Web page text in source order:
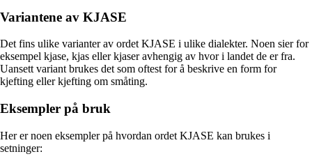
Variantene av KJASE
Det fins ulike varianter av ordet KJASE i ulike dialekter. Noen sier for
eksempel kjase, kjas eller kjaser avhengig av hvor i landet de er fra.
Uansett variant brukes det som oftest for å beskrive en form for
kjefting eller kjefting om småting.
Eksempler på bruk
Her er noen eksempler på hvordan ordet KJASE kan brukes i
setninger: